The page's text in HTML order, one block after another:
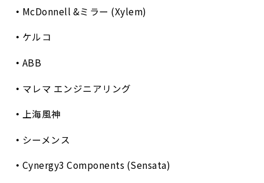
McDonnell &ミラー (Xylem)
ケルコ
ABB
マレマ エンジニアリング
上海風神
シーメンス
Cynergy3 Components (Sensata)